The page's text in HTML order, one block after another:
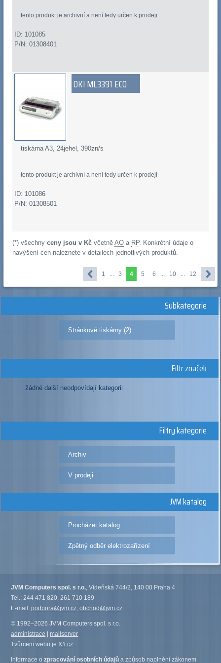
tento produkt je archivní a není tedy určen k prodeji
ID: 101085
P/N: 01308401
OKI ML3391 ECO
tiskárna A3, 24jehel, 390zn/s
tento produkt je archivní a není tedy určen k prodeji
ID: 101086
P/N: 01308501
(*) všechny ceny jsou v Kčvčetně AOa RP. Konkrétní údaje o
navýšení cen naleznete v detailech jednotlivých produktů.
1 ... 3 4 5 6 ... 10 ... 12
Subkategorie
Stránkové tiskárny (2)
Filtr značek
žádné další neodpovídají kategorii
Filtry kategorie
Archiv
V prodeji
JVM katalog
Procházet katalog...
Zpětný odběr elektrozařízení
JVM Computers spol. s r.o., Vídeňská 744/2, 140 00 Praha 4
Tel.: 244 471 820, 261 710 189
E-mail:podpora@jvm.cz,obchod@jvm.cz
© 1992–2026 JVM Computers spol. s r.o.
administrace |mailserver
Tvůrcem webu jeX#.cz
Informace ozpracování osobních údajů a způsob naplnění zákonem